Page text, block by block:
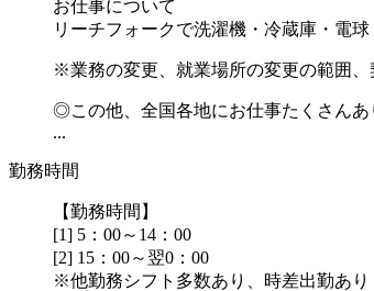
お仕事について
リーチフォークで洗濯機・冷蔵庫・電
※業務の変更、就業場所の変更の範囲、
◎この他、全国各地にお仕事たくさんあ
...
勤務時間
【勤務時間】
[1] 5：00～14：00
[2] 15：00～翌0：00
※他勤務シフト多数あり、時差出勤あり